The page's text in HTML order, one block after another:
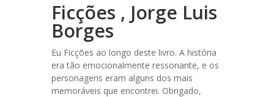
Ficções , Jorge Luis
Borges
Eu Ficções ao longo deste livro. A história
era tão emocionalmente ressonante, e os
personagens eram alguns dos mais
memoráveis que encontrei. Obrigado,